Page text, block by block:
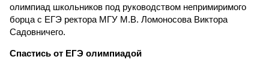
олимпиад школьников под руководством непримиримого
борца с ЕГЭ ректора МГУ М.В. Ломоносова Виктора
Садовничего.
Спастись от ЕГЭ олимпиадой